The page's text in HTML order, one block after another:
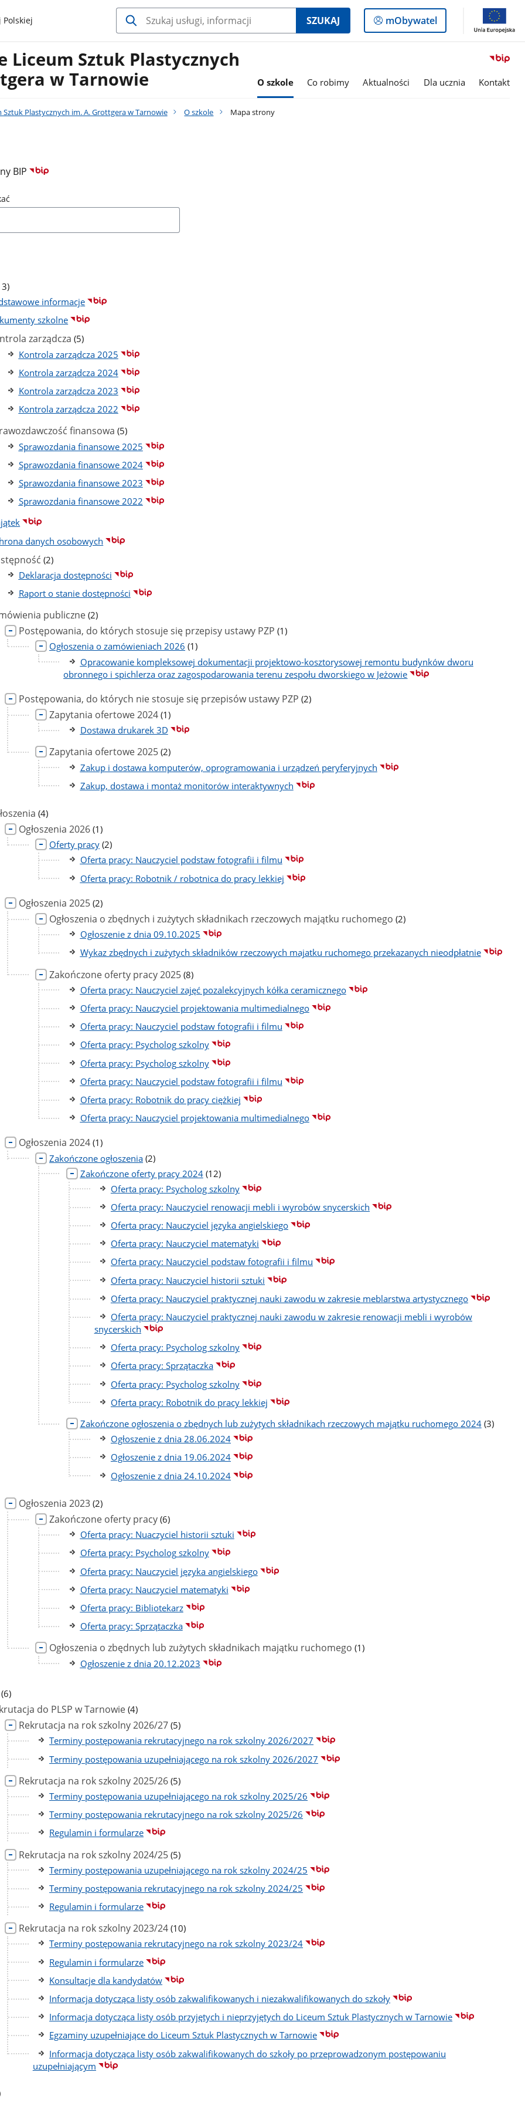
Polskiej SZUKAJ
Logowanie
do
mObywatel
Liceum Sztuk Plastycznych
w Tarnowie
O szkole Co robimy Aktualności Dla ucznia Kontakt
Plastycznych im. A. Grottgera w Tarnowie O szkole Mapa strony
BIP
informacje
szkolne
zarządcza liczba
podstron
(5)
Kontrola zarządcza 2025
Kontrola zarządcza 2024
Kontrola zarządcza 2023
Kontrola zarządcza 2022
finansowa liczba
podstron
(5)
Sprawozdania finansowe 2025
Sprawozdania finansowe 2024
Sprawozdania finansowe 2023
Sprawozdania finansowe 2022
danych osobowych
liczba
podstron
(2)
Deklaracja dostępności
Raport o stanie dostępności
publiczne liczba
podstron
(2)
Postępowania, do których stosuje się przepisy ustawy PZP liczba
(1)
Ogłoszenia o zamówieniach 2026 liczba
podstron
(1)
Opracowanie kompleksowej dokumentacji projektowo-kosztorysowej remontu budynków dworu
obronnego i spichlerza oraz zagospodarowania terenu zespołu dworskiego w Jeżowie
Postępowania, do których nie stosuje się przepisów ustawy PZP liczba
(2)
Zapytania ofertowe 2024 liczba
podstron
(1)
Dostawa drukarek 3D
Zapytania ofertowe 2025 liczba
podstron
(2)
Zakup i dostawa komputerów, oprogramowania i urządzeń peryferyjnych
Zakup, dostawa i montaż monitorów interaktywnych
liczba
podstron
(4)
Ogłoszenia 2026 liczba
podstron
(1)
Oferty pracy liczba
podstron
(2)
Oferta pracy: Nauczyciel podstaw fotografii i filmu
Oferta pracy: Robotnik / robotnica do pracy lekkiej
Ogłoszenia 2025 liczba
podstron
(2)
Ogłoszenia o zbędnych i zużytych składnikach rzeczowych majątku ruchomego liczba
(2)
Ogłoszenie z dnia 09.10.2025
Wykaz zbędnych i zużytych składników rzeczowych majatku ruchomego przekazanych nieodpłatnie
Zakończone oferty pracy 2025 liczba
podstron
(8)
Oferta pracy: Nauczyciel zajęć pozalekcyjnych kółka ceramicznego
Oferta pracy: Nauczyciel projektowania multimedialnego
Oferta pracy: Nauczyciel podstaw fotografii i filmu
Oferta pracy: Psycholog szkolny
Oferta pracy: Psycholog szkolny
Oferta pracy: Nauczyciel podstaw fotografii i filmu
Oferta pracy: Robotnik do pracy ciężkiej
Oferta pracy: Nauczyciel projektowania multimedialnego
Ogłoszenia 2024 liczba
podstron
(1)
Zakończone ogłoszenia liczba
podstron
(2)
Zakończone oferty pracy 2024 liczba
podstron
(12)
Oferta pracy: Psycholog szkolny
Oferta pracy: Nauczyciel renowacji mebli i wyrobów snycerskich
Oferta pracy: Nauczyciel języka angielskiego
Oferta pracy: Nauczyciel matematyki
Oferta pracy: Nauczyciel podstaw fotografii i filmu
Oferta pracy: Nauczyciel historii sztuki
Oferta pracy: Nauczyciel praktycznej nauki zawodu w zakresie meblarstwa artystycznego
Oferta pracy: Nauczyciel praktycznej nauki zawodu w zakresie renowacji mebli i wyrobów
snycerskich
Oferta pracy: Psycholog szkolny
Oferta pracy: Sprzątaczka
Oferta pracy: Psycholog szkolny
Oferta pracy: Robotnik do pracy lekkiej
Zakończone ogłoszenia o zbędnych lub zużytych składnikach rzeczowych majątku ruchomego 2024 liczba
(3)
Ogłoszenie z dnia 28.06.2024
Ogłoszenie z dnia 19.06.2024
Ogłoszenie z dnia 24.10.2024
Ogłoszenia 2023 liczba
podstron
(2)
Zakończone oferty pracy liczba
podstron
(6)
Oferta pracy: Nuaczyciel historii sztuki
Oferta pracy: Psycholog szkolny
Oferta pracy: Nauczyciel języka angielskiego
Oferta pracy: Nauczyciel matematyki
Oferta pracy: Bibliotekarz
Oferta pracy: Sprzątaczka
Ogłoszenia o zbędnych lub zużytych składnikach majątku ruchomego liczba
(1)
Ogłoszenie z dnia 20.12.2023
liczba
podstron
(6)
do PLSP w Tarnowie liczba
podstron
(4)
Rekrutacja na rok szkolny 2026/27 liczba
podstron
(5)
Terminy postępowania rekrutacyjnego na rok szkolny 2026/2027
Terminy postępowania uzupełniającego na rok szkolny 2026/2027
Rekrutacja na rok szkolny 2025/26 liczba
podstron
(5)
Terminy postępowania uzupełniającego na rok szkolny 2025/26
Terminy postępowania rekrutacyjnego na rok szkolny 2025/26
Regulamin i formularze
Rekrutacja na rok szkolny 2024/25 liczba
podstron
(5)
Terminy postępowania uzupełniającego na rok szkolny 2024/25
Terminy postępowania rekrutacyjnego na rok szkolny 2024/25
Regulamin i formularze
Rekrutacja na rok szkolny 2023/24 liczba
podstron
(10)
Terminy postępowania rekrutacyjnego na rok szkolny 2023/24
Regulamin i formularze
Konsultacje dla kandydatów
Informacja dotycząca listy osób zakwalifikowanych i niezakwalifikowanych do szkoły
Informacja dotycząca listy osób przyjętych i nieprzyjętych do Liceum Sztuk Plastycznych w Tarnowie
Egzaminy uzupełniające do Liceum Sztuk Plastycznych w Tarnowie
Informacja dotycząca listy osób zakwalifikowanych do szkoły po przeprowadzonym postępowaniu
uzupełniającym